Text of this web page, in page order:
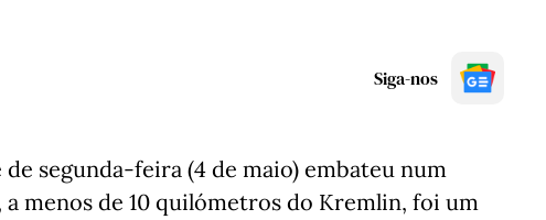
Siga-nos
segunda-feira (4 de maio) embateu num
menos de 10 quilómetros do Kremlin, foi um